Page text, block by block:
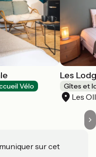
Vélo
Les
Gîtes et
Les
sur cet